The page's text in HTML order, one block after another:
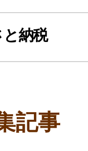
ワーカー
と納税
記事